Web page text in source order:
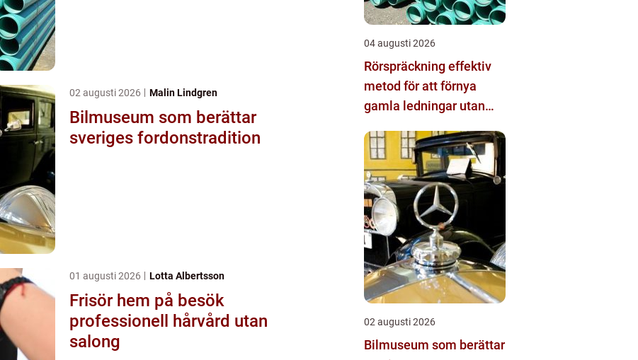
02 augusti 2026 Malin Lindgren
Bilmuseum som berättar
sveriges fordonstradition
01 augusti 2026 Lotta Albertsson
Frisör hem på besök
professionell hårvård utan
salong
04 augusti 2026
Rörspräckning effektiv
metod för att förnya
gamla ledningar utan
02 augusti 2026
Bilmuseum som berättar